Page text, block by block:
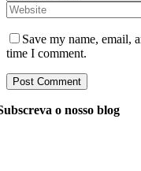
Save my name, email,
time I comment.
o nosso blog